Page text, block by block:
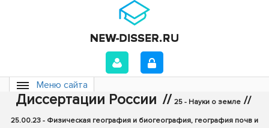
Меню сайта
Диссертации России // 25 - Науки о земле //
25.00.23 - Физическая география и биогеография, география почв и